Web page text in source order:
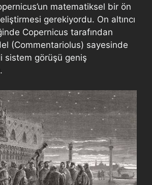
matematiksel bir ön
gerekiyordu. On altıncı
Copernicus tarafından
(Commentariolus) sayesinde
sistem görüşü geniş